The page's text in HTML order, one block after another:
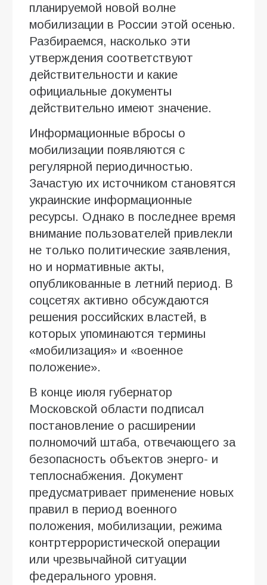
планируемой новой волне
мобилизации в России этой осенью.
Разбираемся, насколько эти
утверждения соответствуют
действительности и какие
официальные документы
действительно имеют значение.
Информационные вбросы о
мобилизации появляются с
регулярной периодичностью.
Зачастую их источником становятся
украинские информационные
ресурсы. Однако в последнее время
внимание пользователей привлекли
не только политические заявления,
но и нормативные акты,
опубликованные в летний период. В
соцсетях активно обсуждаются
решения российских властей, в
которых упоминаются термины
«мобилизация» и «военное
положение».
В конце июля губернатор
Московской области подписал
постановление о расширении
полномочий штаба, отвечающего за
безопасность объектов энерго- и
теплоснабжения. Документ
предусматривает применение новых
правил в период военного
положения, мобилизации, режима
контртеррористической операции
или чрезвычайной ситуации
федерального уровня.